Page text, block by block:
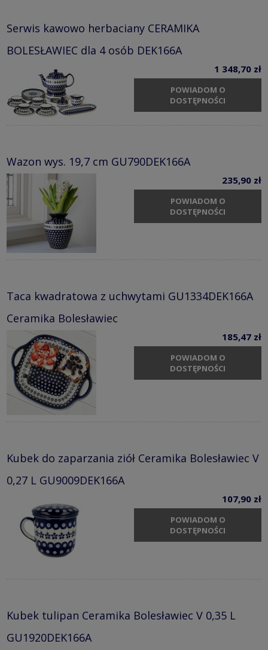
Serwis kawowo herbaciany CERAMIKA
BOLESŁAWIEC dla 4 osób DEK166A
1 348,70 zł
POWIADOM O
DOSTĘPNOŚCI
Wazon wys. 19,7 cm GU790DEK166A
235,90 zł
POWIADOM O
DOSTĘPNOŚCI
Taca kwadratowa z uchwytami GU1334DEK166A
Ceramika Bolesławiec
185,47 zł
POWIADOM O
DOSTĘPNOŚCI
Kubek do zaparzania ziół Ceramika Bolesławiec V
0,27 L GU9009DEK166A
107,90 zł
POWIADOM O
DOSTĘPNOŚCI
Kubek tulipan Ceramika Bolesławiec V 0,35 L
GU1920DEK166A